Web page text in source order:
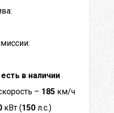
есть в наличии
– 185 км/ч
кВт (150 л.с.)